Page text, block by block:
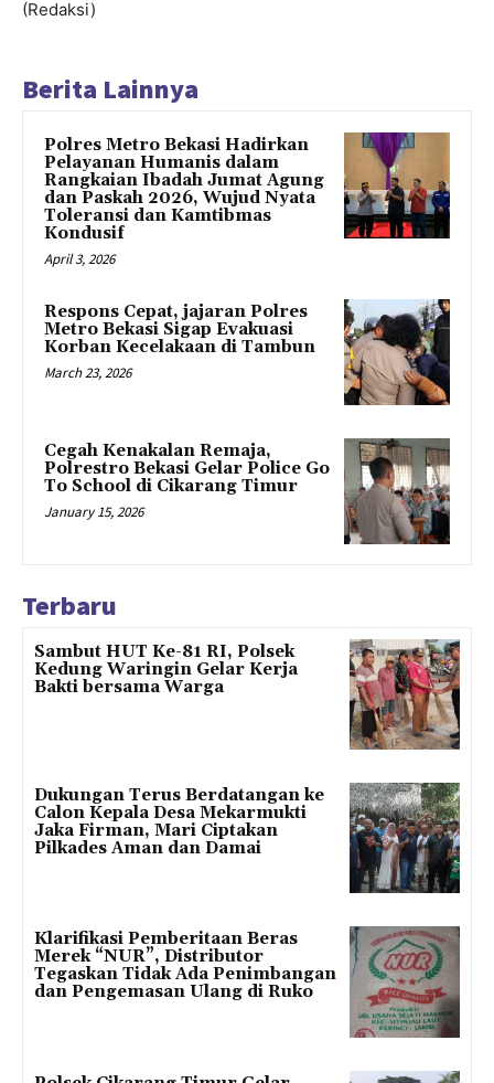
(Redaksi)
Berita Lainnya
Polres Metro Bekasi Hadirkan
Pelayanan Humanis dalam
Rangkaian Ibadah Jumat Agung
dan Paskah 2026, Wujud Nyata
Toleransi dan Kamtibmas
Kondusif
April 3, 2026
Respons Cepat, jajaran Polres
Metro Bekasi Sigap Evakuasi
Korban Kecelakaan di Tambun
March 23, 2026
Cegah Kenakalan Remaja,
Polrestro Bekasi Gelar Police Go
To School di Cikarang Timur
January 15, 2026
Terbaru
Sambut HUT Ke-81 RI, Polsek
Kedung Waringin Gelar Kerja
Bakti bersama Warga
Dukungan Terus Berdatangan ke
Calon Kepala Desa Mekarmukti
Jaka Firman, Mari Ciptakan
Pilkades Aman dan Damai
Klarifikasi Pemberitaan Beras
Merek “NUR”, Distributor
Tegaskan Tidak Ada Penimbangan
dan Pengemasan Ulang di Ruko